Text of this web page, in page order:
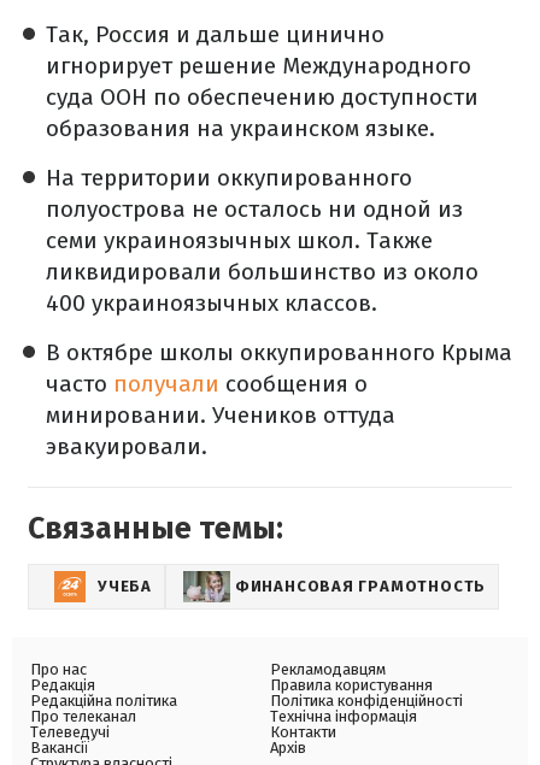
Так, Россия и дальше цинично
игнорирует решение Международного
суда ООН по обеспечению доступности
образования на украинском языке.
На территории оккупированного
полуострова не осталось ни одной из
семи украиноязычных школ. Также
ликвидировали большинство из около
400 украиноязычных классов.
В октябре школы оккупированного Крыма
часто получали сообщения о
минировании. Учеников оттуда
эвакуировали.
Связанные темы:
УЧЕБА ФИНАНСОВАЯ ГРАМОТНОСТЬ
Про нас
Редакція
Редакційна політика
Про телеканал
Телеведучі
Вакансії
Рекламодавцям
Правила користування
Політика конфіденційності
Технічна інформація
Контакти
Архів